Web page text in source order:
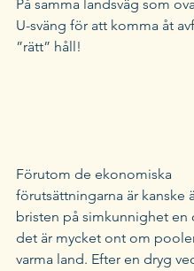
På samma landsväg som
U-sväng för att komma åt
”rätt” håll!
Förutom de ekonomiska
förutsättningarna är kanske
bristen på simkunnighet en
det är mycket ont om
varma land. Efter en dryg